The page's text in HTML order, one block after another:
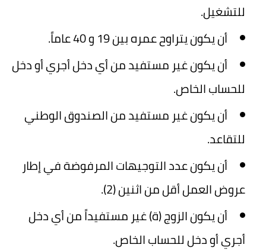
للتشغيل.
أن يكون يتراوح عمره بين 19 و 40 عاماً.
أن يكون غير مستفيد من أي دخل أجري أو دخل
للحساب الخاص.
أن يكون غير مستفيد من الصندوق الوطني
للتقاعد.
أن يكون عدد التوجيهات المرفوضة في إطار
عروض العمل أقل من اثنين (2).
أن يكون الزوج (ة) غير مستفيداً من أي دخل
أجري أو دخل للحساب الخاص.